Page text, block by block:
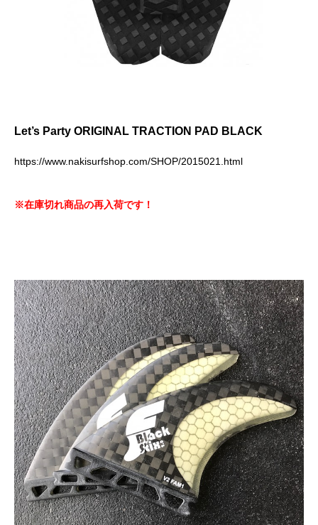
Let’s Party ORIGINAL TRACTION PAD BLACK
https://www.nakisurfshop.com/SHOP/2015021.html
※在庫切れ商品の再入荷です！